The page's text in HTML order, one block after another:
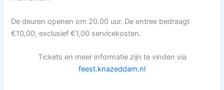
De deuren openen om 20.00 uur. De entree bedraagt
€10,00, exclusief €1,00 servicekosten.
Tickets en meer informatie zijn te vinden via
feest.knazeddam.nl